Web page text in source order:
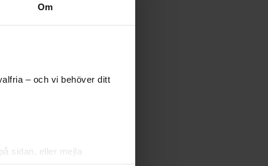
Om
– och vi behöver ditt
sidan, eller mejla